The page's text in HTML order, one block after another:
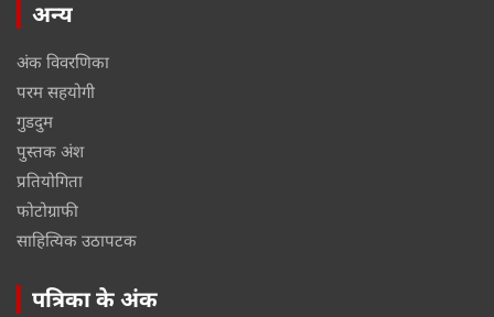
अन्य
अंक विवरणिका
परम सहयोगी
गुडदुम
पुस्तक अंश
प्रतियोगिता
फोटोग्राफी
साहित्यिक उठापटक
पत्रिका के अंक